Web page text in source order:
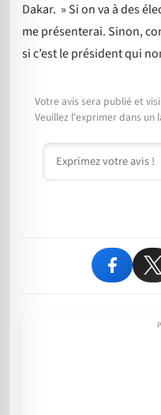
Dakar. » Si on va à des
me présenterai. Sinon,
si c’est le président qui
Votre avis sera publié et
Veuillez l'exprimer dans un
Commentaire